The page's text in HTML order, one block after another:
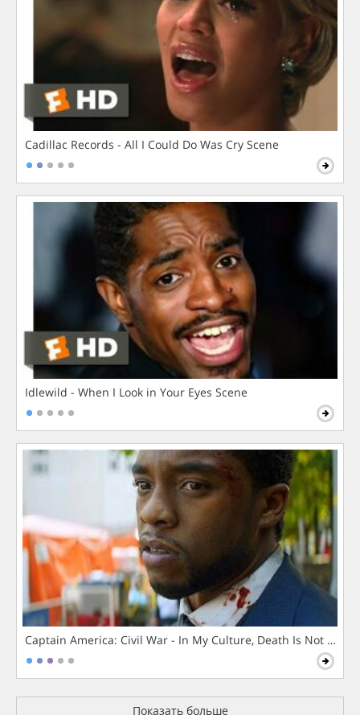
Cadillac Records - All I Could Do Was Cry Scene
Idlewild - When I Look in Your Eyes Scene
Captain America: Civil War - In My Culture, Death Is Not The
Показать больше